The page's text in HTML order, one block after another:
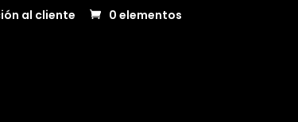
al cliente 0 elementos